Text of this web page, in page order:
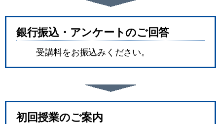
銀行振込・アンケートのご回答
受講料をお振込みください。
初回授業のご案内